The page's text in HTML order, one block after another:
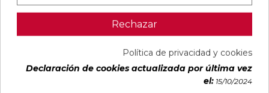
PVP
/m²
(IVA
VER MÁS
PVP
35,36 €
/m²
(IVA
VER MÁS
PVP
34,49 €
/m²
(IVA
VER MÁS
PVP
/m²
(IVA
VER MÁS
Rechazar
Política de privacidad y cookies
Declaración de cookies actualizada por última vez
el: 15/10/2024